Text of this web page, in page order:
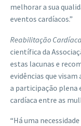
melhorar a sua
eventos cardíacos.”
Reabilitação
científica da
estas lacunas e
evidências que
a participação plena
cardíaca entre as
“Há uma